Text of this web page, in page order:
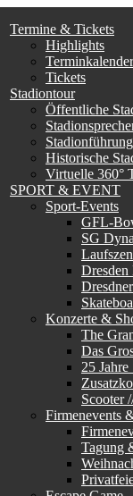
Termine & Tickets
Highlights
Terminkalender
Tickets
Stadiontour
Öffentliche
Historische
Virtuelle 360°
SPORT & EVENT
Sport-Events
GFL-
SG
Dresden
Konzerte &
The
Das
25
Scooter
Firmenevents
Tagung